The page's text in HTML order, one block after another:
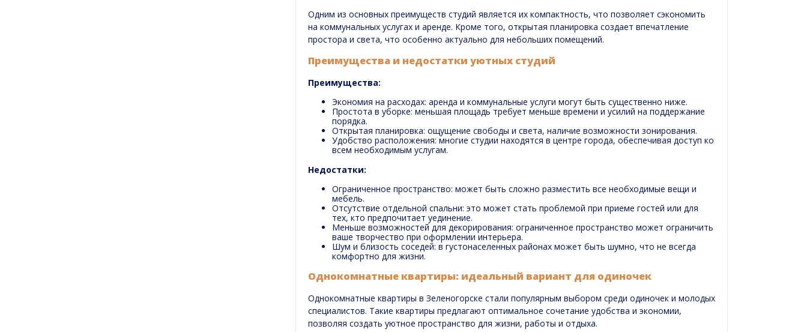
Одним из основных преимуществ студий является их компактность, что позволяет сэкономить
на коммунальных услугах и аренде. Кроме того, открытая планировка создает впечатление
простора и света, что особенно актуально для небольших помещений.
Преимущества и недостатки уютных студий
Преимущества:
Экономия на расходах: аренда и коммунальные услуги могут быть существенно ниже.
Простота в уборке: меньшая площадь требует меньше времени и усилий на поддержание
порядка.
Открытая планировка: ощущение свободы и света, наличие возможности зонирования.
Удобство расположения: многие студии находятся в центре города, обеспечивая доступ ко
всем необходимым услугам.
Недостатки:
Ограниченное пространство: может быть сложно разместить все необходимые вещи и
мебель.
Отсутствие отдельной спальни: это может стать проблемой при приеме гостей или для
тех, кто предпочитает уединение.
Меньше возможностей для декорирования: ограниченное пространство может ограничить
ваше творчество при оформлении интерьера.
Шум и близость соседей: в густонаселенных районах может быть шумно, что не всегда
комфортно для жизни.
Однокомнатные квартиры: идеальный вариант для одиночек
Однокомнатные квартиры в Зеленогорске стали популярным выбором среди одиночек и молодых
специалистов. Такие квартиры предлагают оптимальное сочетание удобства и экономии,
позволяя создать уютное пространство для жизни, работы и отдыха.